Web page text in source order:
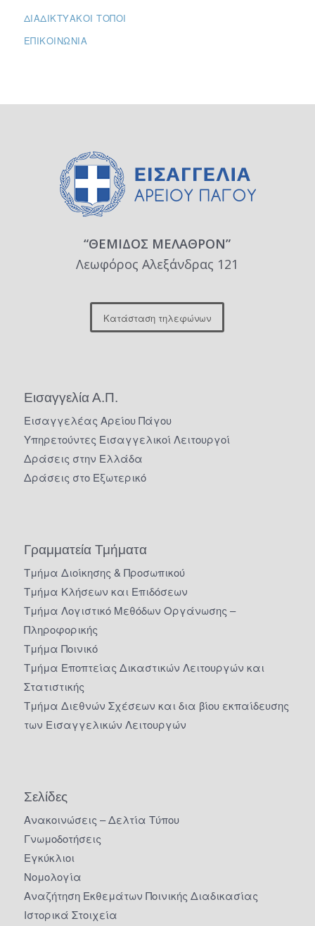
ΔΙΑΔΙΚΤΥΑΚΟΊ ΤΌΠΟΙ
ΕΠΙΚΟΙΝΩΝΊΑ
“ΘΕΜΙΔΟΣ ΜΕΛΑΘΡΟΝ”
Λεωφόρος Αλεξάνδρας 121
Κατάσταση τηλεφώνων
Εισαγγελία Α.Π.
Εισαγγελέας Αρείου Πάγου
Υπηρετούντες Εισαγγελικοί Λειτουργοί
Δράσεις στην Ελλάδα
Δράσεις στο Εξωτερικό
Γραμματεία Τμήματα
Τμήμα Διοίκησης & Προσωπικού
Τμήμα Κλήσεων και Επιδόσεων
Τμήμα Λογιστικό Μεθόδων Οργάνωσης –
Πληροφορικής
Τμήμα Ποινικό
Τμήμα Εποπτείας Δικαστικών Λειτουργών και
Στατιστικής
Τμήμα Διεθνών Σχέσεων και δια βίου εκπαίδευσης
των Εισαγγελικών Λειτουργών
Σελίδες
Ανακοινώσεις – Δελτία Τύπου
Γνωμοδοτήσεις
Εγκύκλιοι
Νομολογία
Αναζήτηση Εκθεμάτων Ποινικής Διαδικασίας
Ιστορικά Στοιχεία